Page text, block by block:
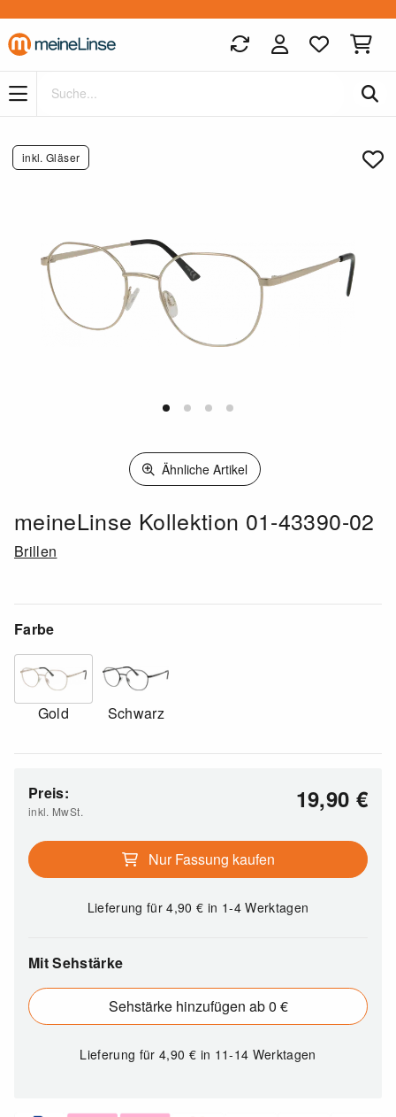
Zum Hauptinhalt springen
inkl. Gläser
Ähnliche Artikel
meineLinse Kollektion 01-43390-02
Brillen
Farbe
Gold Schwarz
Preis:
inkl. MwSt. 19,90 €
Nur Fassung kaufen
Lieferung für 4,90€ in 1-4 Werktagen
Mit Sehstärke
Sehstärke hinzufügen ab 0 €
Lieferung für 4,90 € in 11-14 Werktagen